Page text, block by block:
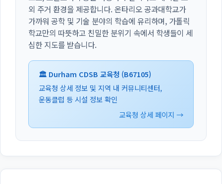
외 주거 환경을 제공합니다. 온타리오 공과대학교가
가까워 공학 및 기술 분야의 학습에 유리하며, 가톨릭
학교만의 따뜻하고 친밀한 분위기 속에서 학생들이 세
심한 지도를 받습니다.
🏛️ Durham CDSB 교육청 (B67105)
교육청 상세 정보 및 지역 내 커뮤니티센터,
운동클럽 등 시설 정보 확인
교육청 상세 페이지 →